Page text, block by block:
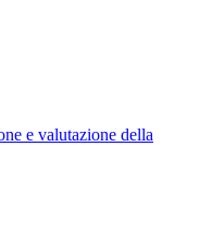
e valutazione della